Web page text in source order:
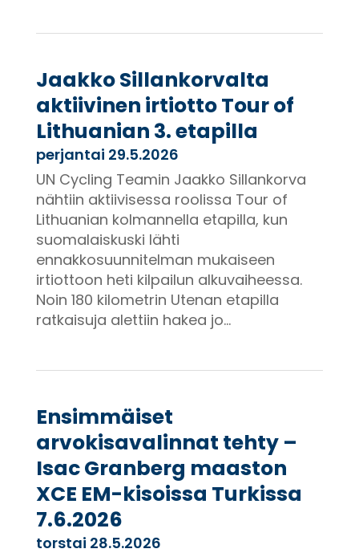
Jaakko Sillankorvalta
aktiivinen irtiotto Tour of
Lithuanian 3. etapilla
perjantai 29.5.2026
UN Cycling Teamin Jaakko Sillankorva
nähtiin aktiivisessa roolissa Tour of
Lithuanian kolmannella etapilla, kun
suomalaiskuski lähti
ennakkosuunnitelman mukaiseen
irtiottoon heti kilpailun alkuvaiheessa.
Noin 180 kilometrin Utenan etapilla
ratkaisuja alettiin hakea jo...
Ensimmäiset
arvokisavalinnat tehty –
Isac Granberg maaston
XCE EM-kisoissa Turkissa
7.6.2026
torstai 28.5.2026